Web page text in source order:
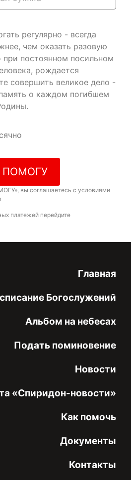
регулярно - всегда
чем оказать разовую
постоянном посильном
рождается
совершить великое дело -
о каждом погибшем
ПОМОГУ
вы соглашаетесь с условиями
платежей перейдите
Главная
Богослужений
Альбом на небесах
Подать поминовение
Новости
«Спиридон-новости»
Как помочь
Документы
Контакты